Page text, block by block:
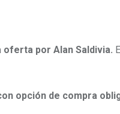
por Alan Saldivia.
opción de compra